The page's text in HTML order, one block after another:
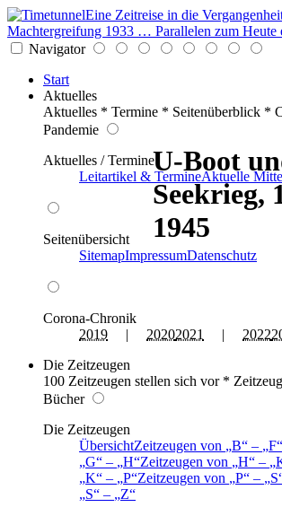
Eine Zeitreise in die
Machtergreifung 1933 … Parallelen zum Heute
Navigator
Start
Aktuelles
Aktuelles * Termine * Seitenüberblick *
Pandemie
Aktuelles / Termine
Leitartikel & TermineAktuelle
Seitenübersicht
SitemapImpressumDatenschutz
Corona-Chronik
2019 | 20202021 | 2022
Die Zeitzeugen
100 Zeitzeugen stellen sich vor *
Bücher
Die Zeitzeugen
ÜbersichtZeitzeugen von B – F
G
– H Zeitzeugen von H –
K
– P Zeitzeugen von P – S
S
–
Z
U-Boot
Seekrieg,
1945